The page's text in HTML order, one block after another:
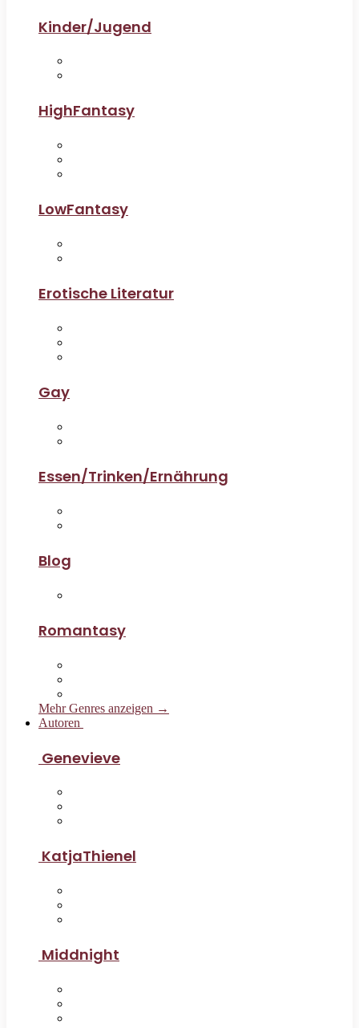
Kinder/Jugend
HighFantasy
LowFantasy
Erotische Literatur
Gay
Essen/Trinken/Ernährung
Blog
Romantasy
Mehr Genres anzeigen →
Autoren
Genevieve
KatjaThienel
Middnight